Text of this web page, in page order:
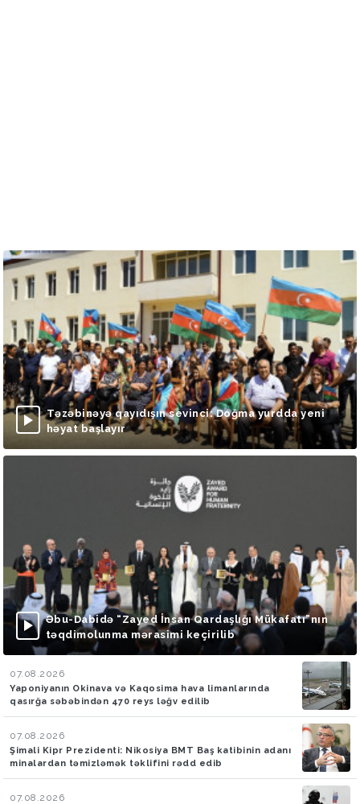
Təzəbinəyə qayıdışın sevinci: Doğma yurdda yeni
həyat başlayır
Əbu-Dabidə “Zayed İnsan Qardaşlığı Mükafatı”nın
təqdimolunma mərasimi keçirilib
07.08.2026
Yaponiyanın Okinava və Kaqosima hava limanlarında
qasırğa səbəbindən 470 reys ləğv edilib
07.08.2026
Şimali Kipr Prezidenti: Nikosiya BMT Baş katibinin adanı
minalardan təmizləmək təklifini rədd edib
07.08.2026